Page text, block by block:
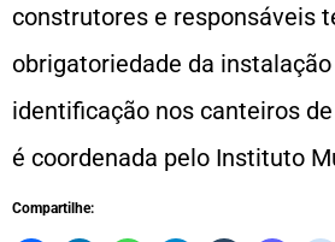
construtores e responsáveis
obrigatoriedade da
identificação nos canteiros
é coordenada pelo Instituto
Compartilhe: